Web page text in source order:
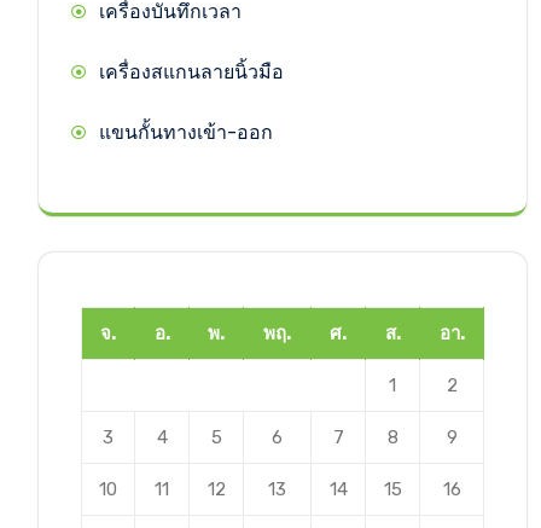
เครื่องบันทึกเวลา
เครื่องสแกนลายนิ้วมือ
แขนกั้นทางเข้า-ออก
จ. อ. พ. พฤ. ศ. ส. อา.
1 2
3 4 5 6 7 8 9
10 11 12 13 14 15 16